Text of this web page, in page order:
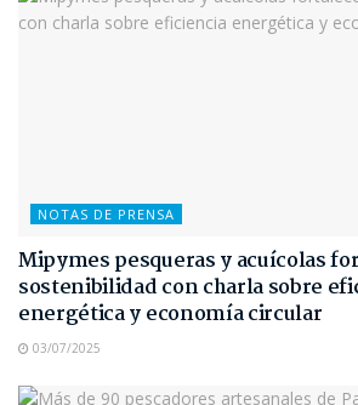
NOTAS DE PRENSA
Mipymes pesqueras y acuícolas
sostenibilidad con charla sobre
energética y economía circular
03/07/2025